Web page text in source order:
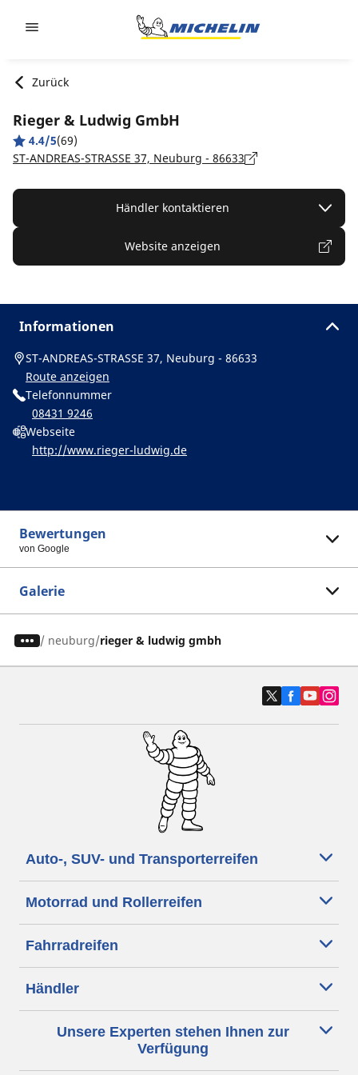
Zurück
Rieger & Ludwig GmbH
4.4/5(69)
ST-ANDREAS-STRASSE 37, Neuburg - 86633
Händler kontaktieren
Website anzeigen
Informationen
ST-ANDREAS-STRASSE 37, Neuburg - 86633
Route anzeigen
Telefonnummer
08431 9246
Webseite
http://www.rieger-ludwig.de
Bewertungen
von Google
Galerie
/ neuburg rieger & ludwig gmbh
Auto-, SUV- und Transporterreifen
Motorrad und Rollerreifen
Fahrradreifen
Händler
Unsere Experten stehen Ihnen zur
Verfügung